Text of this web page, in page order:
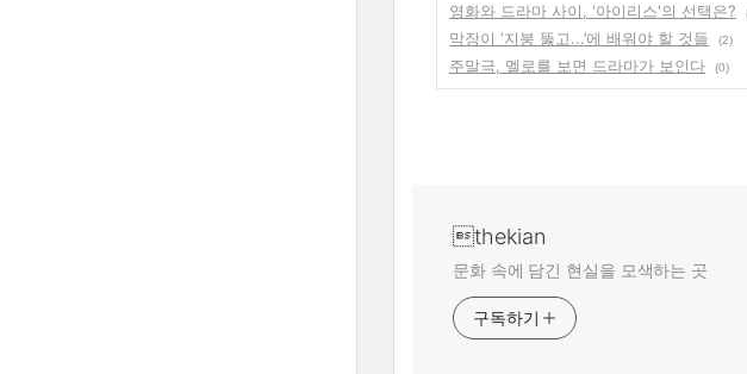
영화와 드라마 사이, '아이리스'의 선택은?
막장이 ‘지붕 뚫고...’에 배워야 할 것들
(2)
주말극, 멜로를 보면 드라마가 보인다
(0)
thekian
문화 속에 담긴 현실을 모색하는 곳
구독하기